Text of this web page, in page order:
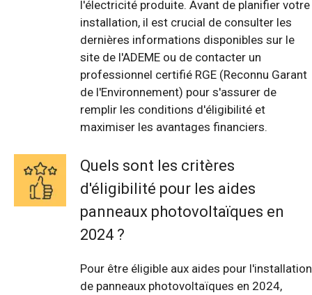
l'électricité produite. Avant de planifier votre
installation, il est crucial de consulter les
dernières informations disponibles sur le
site de l'ADEME ou de contacter un
professionnel certifié RGE (Reconnu Garant
de l'Environnement) pour s'assurer de
remplir les conditions d'éligibilité et
maximiser les avantages financiers.
Quels sont les critères
d'éligibilité pour les aides
panneaux photovoltaïques en
2024 ?
Pour être éligible aux aides pour l'installation
de panneaux photovoltaïques en 2024,